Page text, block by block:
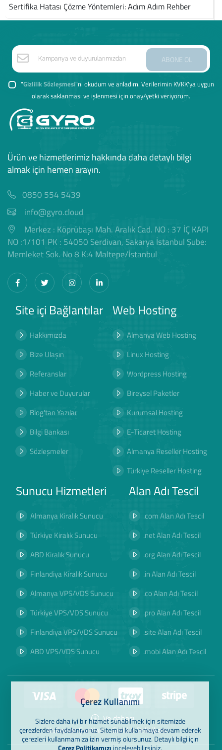
Sertifika Hatası Çözme Yöntemleri: Adım Adım Rehber
ABONE OL
"Gizlilik Sözleşmesi"ni okudum ve anladım. Verilerimin KVKK'ya uygun
olarak saklanması ve işlenmesi için onay/yetki veriyorum.
Ürün ve hizmetlerimiz hakkında daha detaylı bilgi
almak için hemen arayın.
0850 554 5439
info@gyro.cloud
Merkez : Köprübaşı Mah. Aralık Cad. NO : 37 İÇ KAPI
NO :1/101 PK : 54050 Serdivan, Sakarya İstanbul Şube:
Memleket Sok. No 8 K:4 Maltepe/İstanbul
Site içi Bağlantılar
Hakkımızda
Bize Ulaşın
Referanslar
Haber ve Duyurular
Blog'tan Yazılar
Bilgi Bankası
Sözleşmeler
Web Hosting
Almanya Web Hosting
Linux Hosting
Wordpress Hosting
Bireysel Paketler
Kurumsal Hosting
E-Ticaret Hosting
Almanya Reseller Hosting
Türkiye Reseller Hosting
Sunucu Hizmetleri
Almanya Kiralık Sunucu
Türkiye Kiralık Sunucu
ABD Kiralık Sunucu
Finlandiya Kiralık Sunucu
Almanya VPS/VDS Sunucu
Türkiye VPS/VDS Sunucu
Finlandiya VPS/VDS Sunucu
ABD VPS/VDS Sunucu
Alan Adı Tescil
.com Alan Adı Tescil
.net Alan Adı Tescil
.org Alan Adı Tescil
.in Alan Adı Tescil
.co Alan Adı Tescil
.pro Alan Adı Tescil
.site Alan Adı Tescil
.mobi Alan Adı Tescil
Ve dahası
Kullanım Şartları
Gizlilik Politikası
Çerez Kullanımı
Sizlere daha iyi bir hizmet sunabilmek için sitemizde
çerezlerden faydalanıyoruz. Sitemizi kullanmaya devam ederek
çerezleri kullanmamıza izin vermiş olursunuz. Detaylı bilgi için
Çerez Politikamızı inceleyebilirsiniz.